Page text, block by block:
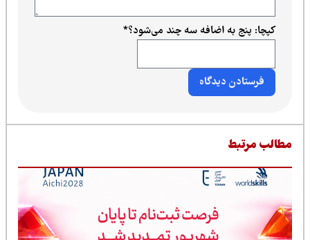
کپچا: پنج به اضافه سه چند می‌شود؟*
مرتبط